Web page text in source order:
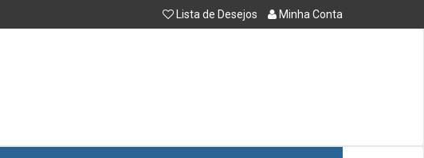
Lista de Desejos Minha Conta